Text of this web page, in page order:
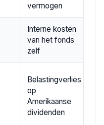
vermogen
Interne kosten
van het fonds
zelf
Belastingverlies
op
Amerikaanse
dividenden